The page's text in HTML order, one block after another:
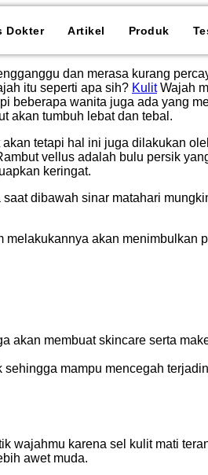
Dokter Artikel Produk
dan merasa kurang
itu seperti apa sih? KulitWajah
wanita juga ada yang
akan tumbuh lebat dan tebal.
tetapi hal ini juga dilakukan
vellus adalah bulu persik
keringat.
dibawah sinar matahari
akan
membuat skincare serta
mampu mencegah
wajahmu karena sel kulit mati
awet muda.